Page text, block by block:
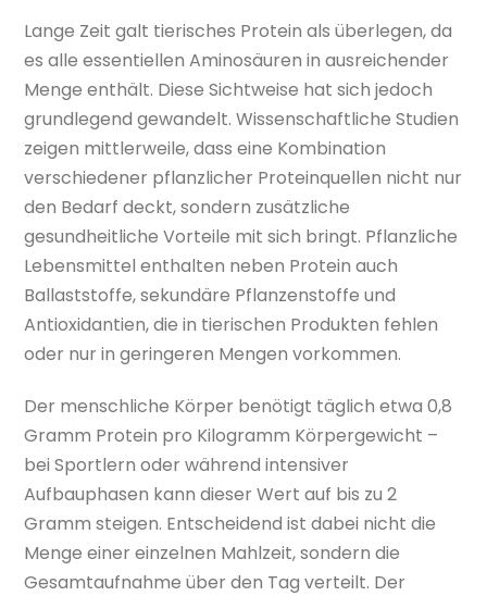
Lange Zeit galt tierisches Protein als überlegen, da
es alle essentiellen Aminosäuren in ausreichender
Menge enthält. Diese Sichtweise hat sich jedoch
grundlegend gewandelt. Wissenschaftliche Studien
zeigen mittlerweile, dass eine Kombination
verschiedener pflanzlicher Proteinquellen nicht nur
den Bedarf deckt, sondern zusätzliche
gesundheitliche Vorteile mit sich bringt. Pflanzliche
Lebensmittel enthalten neben Protein auch
Ballaststoffe, sekundäre Pflanzenstoffe und
Antioxidantien, die in tierischen Produkten fehlen
oder nur in geringeren Mengen vorkommen.
Der menschliche Körper benötigt täglich etwa 0,8
Gramm Protein pro Kilogramm Körpergewicht –
bei Sportlern oder während intensiver
Aufbauphasen kann dieser Wert auf bis zu 2
Gramm steigen. Entscheidend ist dabei nicht die
Menge einer einzelnen Mahlzeit, sondern die
Gesamtaufnahme über den Tag verteilt. Der